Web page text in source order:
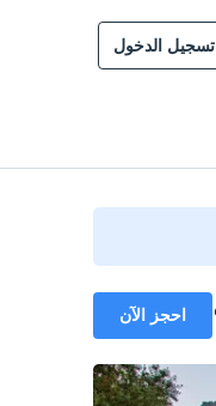
تسجيل الدخول
احجز الآن